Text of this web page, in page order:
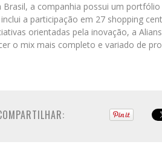
Brasil, a companhia possui um
a participação em 27 shopping
orientadas pela inovação, a
o mix mais completo e variado de